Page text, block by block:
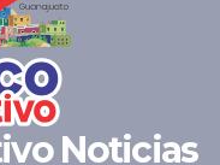
Noticias